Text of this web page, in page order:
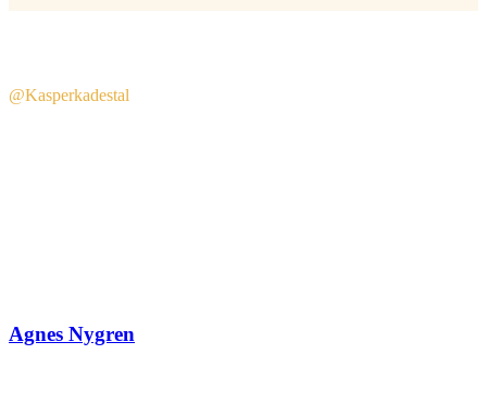
@Kasperkadestal
Agnes Nygren